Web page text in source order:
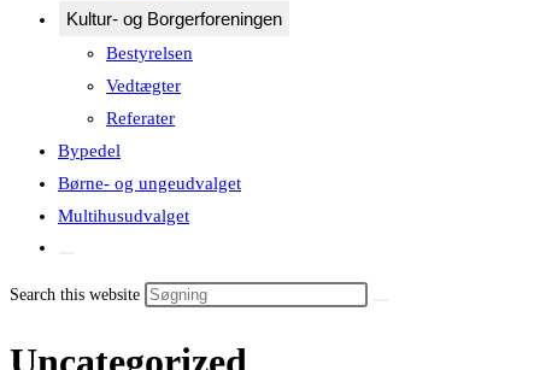
Kultur- og Borgerforeningen
Bestyrelsen
Vedtægter
Referater
Bypedel
Børne- og ungeudvalget
Multihusudvalget
search
Search this website